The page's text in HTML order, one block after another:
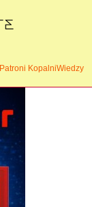
Patroni KopalniWiedzy